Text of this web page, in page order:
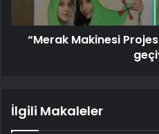
“Merak Makinesi
İlgili Makaleler